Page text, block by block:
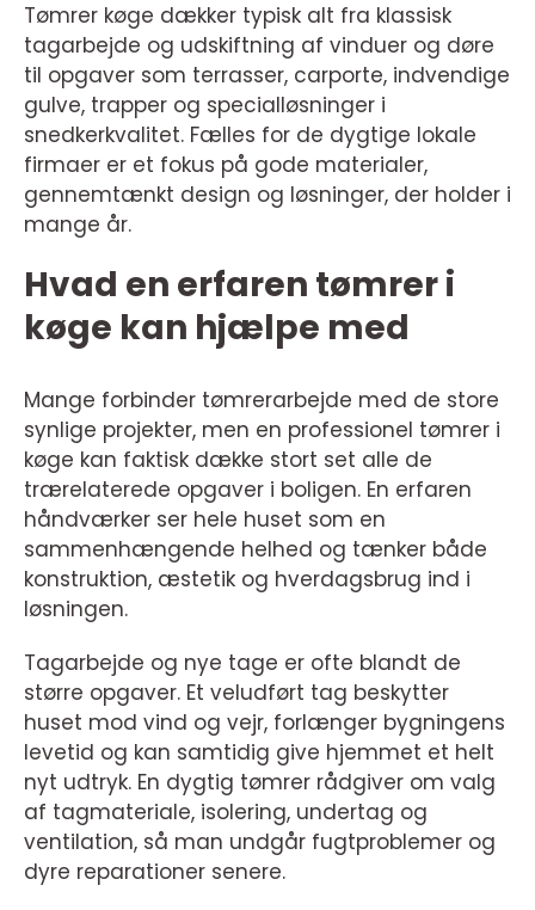
Tømrer køge dækker typisk alt fra klassisk
tagarbejde og udskiftning af vinduer og døre
til opgaver som terrasser, carporte, indvendige
gulve, trapper og specialløsninger i
snedkerkvalitet. Fælles for de dygtige lokale
firmaer er et fokus på gode materialer,
gennemtænkt design og løsninger, der holder i
mange år.
Hvad en erfaren tømrer i
køge kan hjælpe med
Mange forbinder tømrerarbejde med de store
synlige projekter, men en professionel tømrer i
køge kan faktisk dække stort set alle de
trærelaterede opgaver i boligen. En erfaren
håndværker ser hele huset som en
sammenhængende helhed og tænker både
konstruktion, æstetik og hverdagsbrug ind i
løsningen.
Tagarbejde og nye tage er ofte blandt de
større opgaver. Et veludført tag beskytter
huset mod vind og vejr, forlænger bygningens
levetid og kan samtidig give hjemmet et helt
nyt udtryk. En dygtig tømrer rådgiver om valg
af tagmateriale, isolering, undertag og
ventilation, så man undgår fugtproblemer og
dyre reparationer senere.